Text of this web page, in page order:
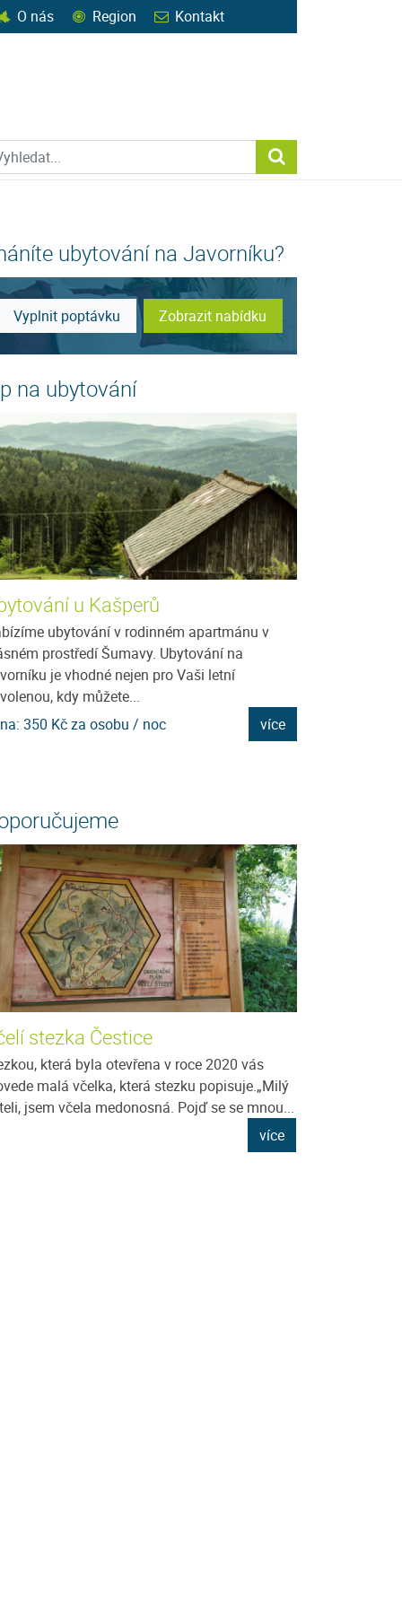
O nás Region Kontakt
web
ubytování na Javorníku?
Vyplnit poptávku Zobrazit nabídku
na ubytování
u Kašperů
ubytování v rodinném apartmánu v
prostředí Šumavy. Ubytování na
je vhodné nejen pro Vaši letní
kdy můžete...
350 Kč za osobu / noc
více
stezka Čestice
která byla otevřena v roce 2020 vás
malá včelka, která stezku popisuje.„Milý
jsem včela medonosná. Pojď se se mnou...
více